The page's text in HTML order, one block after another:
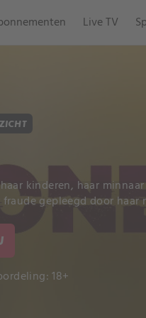
Live TV
kinderen, haar
gepleegd door haar
18+